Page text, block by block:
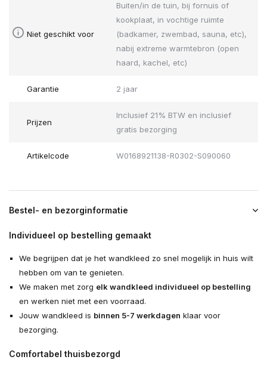
Niet geschikt voor
Buiten/in de tuin, bij fornuis of
kookplaat, in vochtige ruimte
(badkamer, zwembad, sauna, etc),
nabij extreme warmtebron (open
haard, kachel, etc)
Garantie 2 jaar
Prijzen
Inclusief 21% BTW en inclusief
gratis bezorging
Artikelcode W0168921138-R0302-S090060
Bestel- en bezorginformatie
Individueel op bestelling gemaakt
We begrijpen dat je het wandkleed zo snel mogelijk in huis wilt
hebben om van te genieten.
We maken met zorg elk wandkleed individueel op bestelling
en werken niet met een voorraad.
Jouw wandkleed is binnen 5-7 werkdagen klaar voor
bezorging.
Comfortabel thuisbezorgd